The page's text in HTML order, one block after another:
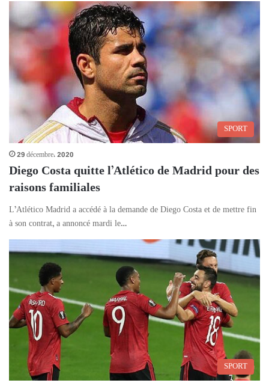
SPORT
29 décembre، 2020
Diego Costa quitte l’Atlético de Madrid pour des
raisons familiales
L’Atlético Madrid a accédé à la demande de Diego Costa et de mettre fin
à son contrat, a annoncé mardi le…
SPORT